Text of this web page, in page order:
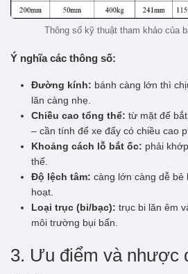
Thông số kỹ thuật tham khảo của
Ý nghĩa các thông số:
Đường kính: bánh càng lớn thì
lăn càng nhẹ.
Chiều cao tổng thể: từ mặt đế
– cần tính để xe đẩy có chiều cao
Khoảng cách lỗ bắt ốc: phải
thế.
Độ lệch tâm: càng lớn càng dễ bẻ
hoạt.
Loại trục (bi/bạc): trục bi lăn êm
môi trường bụi bẩn.
3. Ưu điểm và nhược